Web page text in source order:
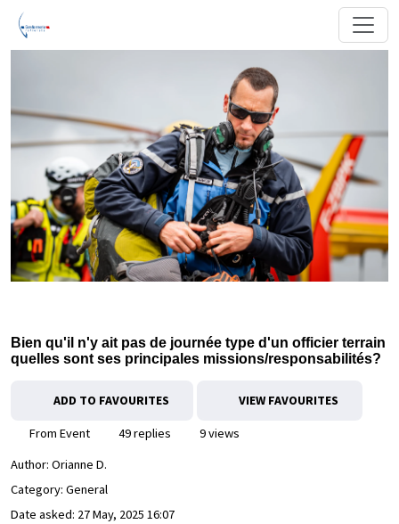
Bien qu'il n'y ait pas de journée type d'un officier terrain
quelles sont ses principales missions/responsabilités?
ADD TO FAVOURITES VIEW FAVOURITES
From Event 49 replies
9 views
Author: Orianne D.
Category: General
Date asked: 27 May, 2025 16:07